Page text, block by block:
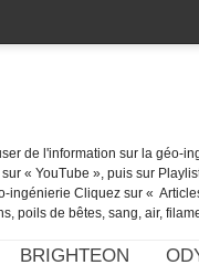
de l'information sur la géo-
« YouTube », puis sur
ingénierie Cliquez sur «
poils de bêtes, sang, air,
BRIGHTEON